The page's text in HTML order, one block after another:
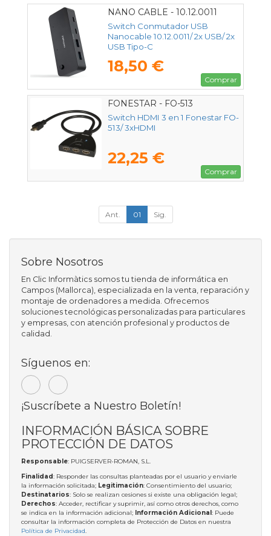
NANO CABLE - 10.12.0011
Switch Conmutador USB
Nanocable 10.12.0011/ 2x USB/ 2x
USB Tipo-C
18,50 €
Comprar
FONESTAR - FO-513
Switch HDMI 3 en 1 Fonestar FO-
513/ 3xHDMI
22,25 €
Comprar
Ant. 01 Sig.
Sobre Nosotros
En Clic Informàtics somos tu tienda de informática en
Campos (Mallorca), especializada en la venta, reparación y
montaje de ordenadores a medida. Ofrecemos
soluciones tecnológicas personalizadas para particulares
y empresas, con atención profesional y productos de
calidad.
Síguenos en:
¡Suscríbete a Nuestro Boletín!
INFORMACIÓN BÁSICA SOBRE
PROTECCIÓN DE DATOS
Responsable: PUIGSERVER-ROMAN, S.L.
Finalidad: Responder las consultas planteadas por el usuario y enviarle
la información solicitada; Legitimación: Consentimiento del usuario;
Destinatarios: Solo se realizan cesiones si existe una obligación legal;
Derechos: Acceder, rectificar y suprimir, así como otros derechos, como
se indica en la información adicional; Información Adicional: Puede
consultar la información completa de Protección de Datos en nuestra
Política de Privacidad